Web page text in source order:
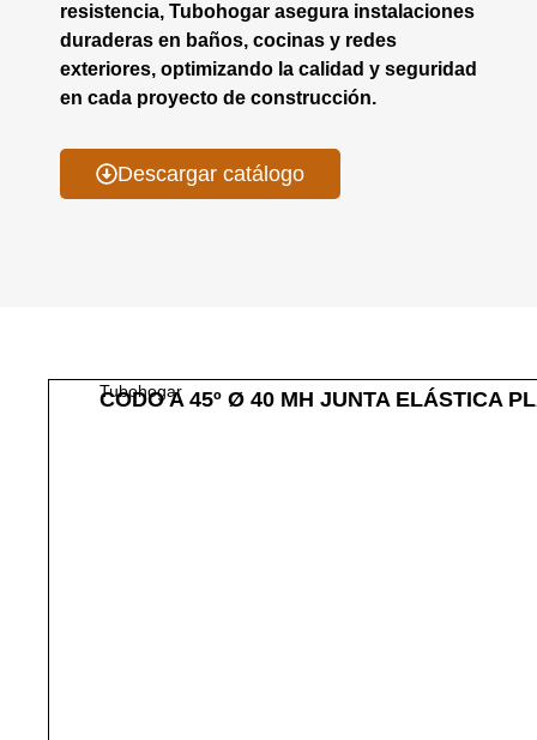
resistencia, Tubohogar asegura instalaciones
duraderas en baños, cocinas y redes
exteriores, optimizando la calidad y seguridad
en cada proyecto de construcción.
Descargar catálogo
Tubohogar
CODO A 45º Ø 40 MH JUNTA ELÁSTICA